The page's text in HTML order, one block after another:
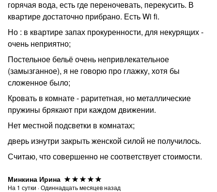
горячая вода, есть где переночевать, перекусить. В
квартире достаточно прибрано. Есть Wi fi.
Но : в квартире запах прокуренности, для некурящих -
очень неприятно;
Постельное бельё очень непривлекательное
(замызганное), я не говорю про глажку, хотя бы
сложенное было;
Кровать в комнате - раритетная, но металлические
пружины брякают при каждом движении.
Нет местной подсветки в комнатах;
дверь изнутри закрыть женской силой не получилось.
Считаю, что совершенно не соответствует стоимости.
Минкина Ирина
На 1 сутки ·Одиннадцать месяцев назад